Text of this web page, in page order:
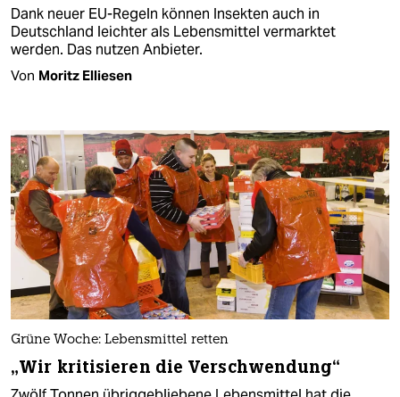
Dank neuer EU-Regeln können Insekten auch in
Deutschland leichter als Lebensmittel vermarktet
werden. Das nutzen Anbieter.
Von Moritz Elliesen
Grüne Woche: Lebensmittel retten
„Wir kritisieren die Verschwendung“